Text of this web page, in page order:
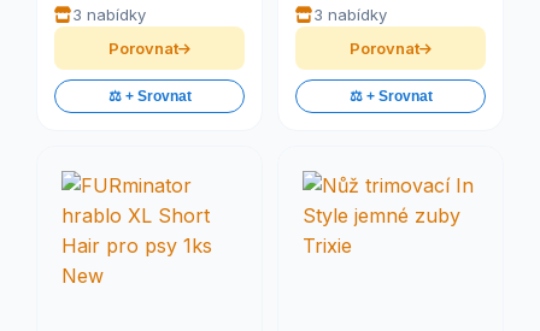
3 nabídky
Porovnat
⚖️ + Srovnat
3 nabídky
Porovnat
⚖️ + Srovnat